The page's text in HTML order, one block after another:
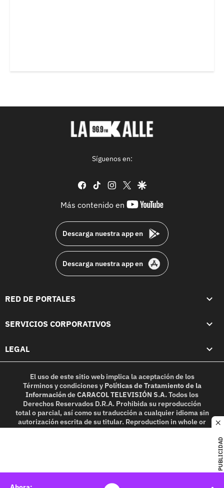
PUBLICIDAD
Síguenos en:
facebook
tiktok instagram
twittergoogle
Más contenido en
youtube-
Descarga nuestra app en
Descarga nuestra app en
RED DE PORTALES
SERVICIOS CORPORATIVOS
LEGAL
El uso de este sitio web implica la aceptación de los
Términos y condicionesy Políticas de Tratamiento de la
InformacióndeCARACOL TELEVISIÓN S.A.Todos los
Derechos Reservados D.R.A. Prohibida su reproducción
total o parcial, así como su traducción a cualquier idioma sin
autorización escrita de su titular. Reproduction in whole or